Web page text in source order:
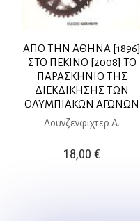
ΑΠΟ ΤΗΝ ΑΘΗΝΑ [1896]
ΣΤΟ ΠΕΚΙΝΟ [2008] ΤΟ
ΠΑΡΑΣΚΗΝΙΟ ΤΗΣ
ΔΙΕΚΔΙΚΗΣΗΣ ΤΩΝ
ΟΛΥΜΠΙΑΚΩΝ ΑΓΩΝΩΝ
Λουνζενφιχτερ Α.
18,00€